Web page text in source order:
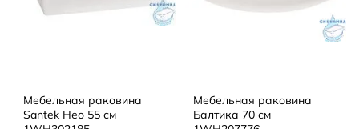
Мебельная раковина
Santek Нео 55 см
Мебельная раковина
Балтика 70 см